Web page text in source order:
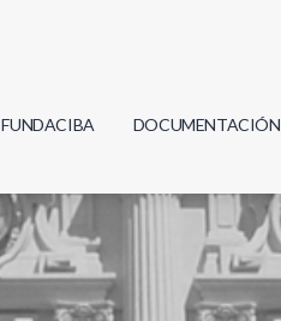
FUNDACIBA DOCUMENTACIÓN
Actas
Reglamentos
Documentos